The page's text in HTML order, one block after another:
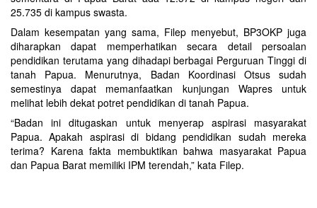
25.735 di kampus swasta.
Dalam kesempatan yang sama, Filep menyebut, BP3OKP juga
diharapkan dapat memperhatikan secara detail persoalan
pendidikan terutama yang dihadapi berbagai Perguruan Tinggi di
tanah Papua. Menurutnya, Badan Koordinasi Otsus sudah
semestinya dapat memanfaatkan kunjungan Wapres untuk
melihat lebih dekat potret pendidikan di tanah Papua.
“Badan ini ditugaskan untuk menyerap aspirasi masyarakat
Papua. Apakah aspirasi di bidang pendidikan sudah mereka
terima? Karena fakta membuktikan bahwa masyarakat Papua
dan Papua Barat memiliki IPM terendah,” kata Filep.